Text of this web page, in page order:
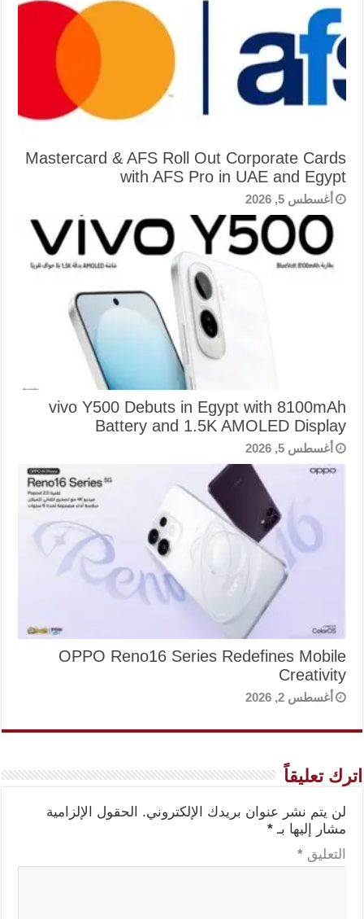
Mastercard & AFS Roll Out Corporate Cards
with AFS Pro in UAE and Egypt
أغسطس 5, 2026
vivo Y500 Debuts in Egypt with 8100mAh
Battery and 1.5K AMOLED Display
أغسطس 5, 2026
OPPO Reno16 Series Redefines Mobile
Creativity
أغسطس 2, 2026
اترك تعليقاً
لن يتم نشر عنوان بريدك الإلكتروني.
الحقول الإلزامية
مشار إليها بـ *
التعليق *